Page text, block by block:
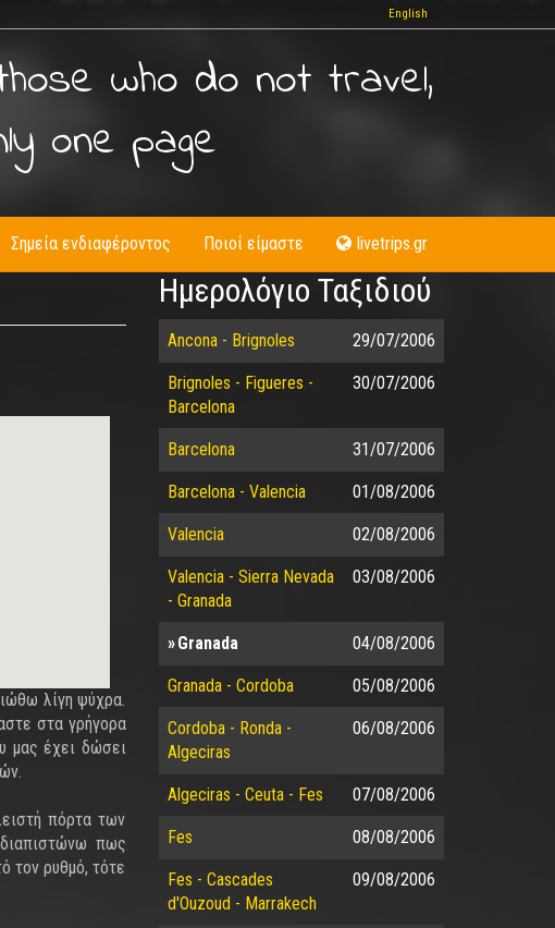
English
who do not travel,
one page
Σημεία ενδιαφέροντος Ποιοί είμαστε livetrips.gr
λίγη ψύχρα.
στα γρήγορα
μας έχει δώσει
πόρτα των
πως
τον ρυθμό, τότε
Ημερολόγιο Ταξιδιού
Ancona - Brignoles 29/07/2006
Brignoles - Figueres -
Barcelona
30/07/2006
Barcelona 31/07/2006
Barcelona - Valencia 01/08/2006
Valencia 02/08/2006
Valencia - Sierra Nevada
- Granada
03/08/2006
Granada 04/08/2006
Granada - Cordoba 05/08/2006
Cordoba - Ronda -
Algeciras
06/08/2006
Algeciras - Ceuta - Fes 07/08/2006
Fes 08/08/2006
Fes - Cascades
d'Ouzoud - Marrakech
09/08/2006